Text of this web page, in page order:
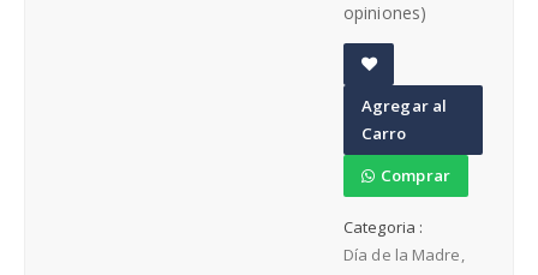
opiniones)
d
d
t
o
W
is
Agregar al
Carro
Comprar
Categoria :
Día de la Madre